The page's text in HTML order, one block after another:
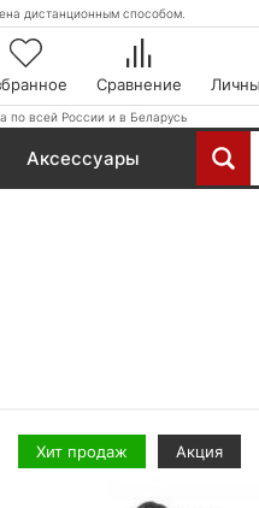
дистанционным способом.
Сравнение
по всей России и в Беларусь
Аксессуары
Хит продаж Акция